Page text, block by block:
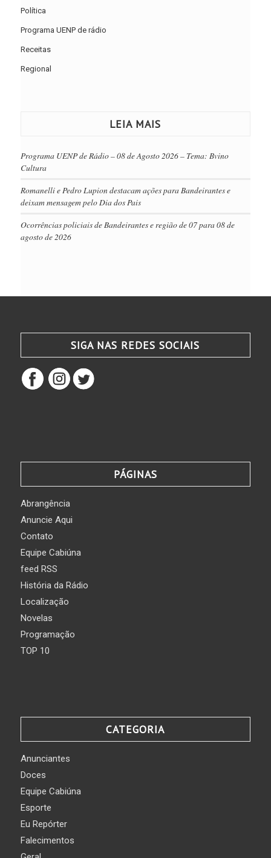
Política
Programa UENP de rádio
Receitas
Regional
LEIA MAIS
Programa UENP de Rádio – 08 de Agosto 2026 – Tema: Bvino
Cultura
Romanelli e Pedro Lupion destacam ações para Bandeirantes e
deixam mensagem pelo Dia dos Pais
Ocorrências policiais de Bandeirantes e região de 07 para 08 de
agosto de 2026
SIGA NAS REDES SOCIAIS
PÁGINAS
Abrangência
Anuncie Aqui
Contato
Equipe Cabiúna
feed RSS
História da Rádio
Localização
Novelas
Programação
TOP 10
CATEGORIA
Anunciantes
Doces
Equipe Cabiúna
Esporte
Eu Repórter
Falecimentos